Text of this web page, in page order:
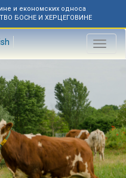
и економских односа
БОСНЕ И ХЕРЦЕГОВИНЕ
Toggle